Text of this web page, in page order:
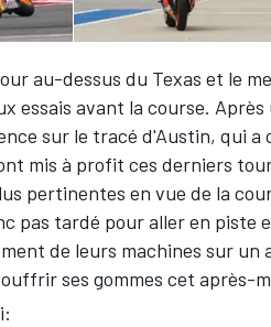
au-dessus du Texas et le
essais avant la course.
sur le tracé d'Austin, qui a
mis à profit ces derniers
pertinentes en vue de la
pas tardé pour aller en piste
de leurs machines sur
ses gommes cet après-